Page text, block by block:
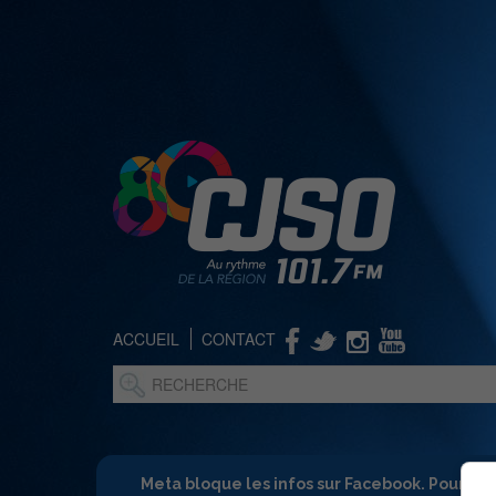
ACCUEIL CONTACT
Meta bloque les infos sur Facebook. Pour